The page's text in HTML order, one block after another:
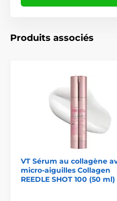
Produits associés
VT Sérum au collagène
micro-aiguilles Collagen
REEDLE SHOT 100 (50 ml)